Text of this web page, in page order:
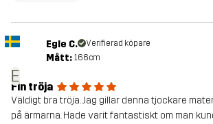
E
Egle C. Verifierad köpare
Mått: 166cm
Fin tröja
Väldigt bra tröja. Jag gillar denna tjockare
på ärmarna. Hade varit fantastiskt om man